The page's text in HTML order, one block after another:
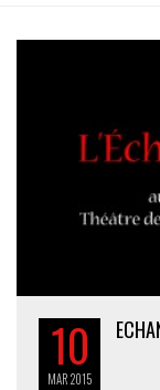
10
MAR2015